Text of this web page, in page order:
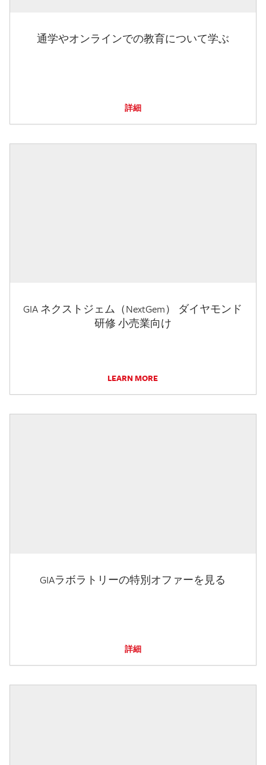
通学やオンラインでの教育について学ぶ
詳細
GIA ネクストジェム（NextGem） ダイヤモンド
研修 小売業向け
LEARN MORE
GIAラボラトリーの特別オファーを見る
詳細